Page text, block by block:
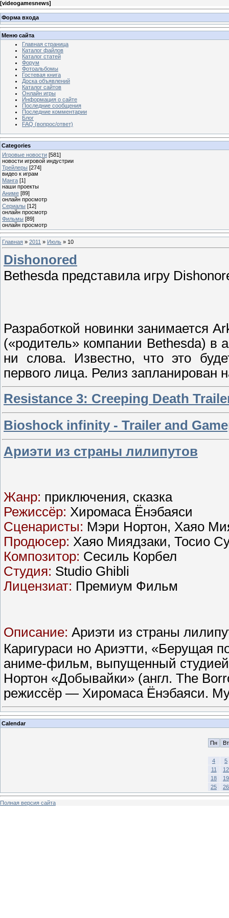
[videogamesnews]
Форма входа
Меню сайта
Главная страница
Каталог файлов
Каталог статей
Форум
Фотоальбомы
Гостевая книга
Доска объявлений
Каталог сайтов
Онлайн игры
Информация о сайте
Последние сообщения
Последние комментарии
Блог
FAQ (вопрос/ответ)
Categories
Игровые новости [581]
новости игровой индустрии
Трейлеры [274]
видео к играм
Манга [1]
наши проекты
Аниме [89]
онлайн просмотр
Сериалы [12]
онлайн просмотр
Фильмы [89]
онлайн просмотр
Главная » 2011 » Июль » 10
Dishonored
Bethesda представила игру
Разработкой новинки занимается
(«родитель» компании Bethesda) в
ни слова. Известно, что это
первого лица. Релиз запланирован
Resistance 3: Creeping Death
Bioshock infinity - Trailer and
Ариэти из страны лилипутов
Жанр: приключения, сказка
Режиссёр: Хиромаса Ёнэбаяси
Сценаристы: Мэри Нортон, Хаяо
Продюсер: Хаяо Миядзаки, Тосио
Композитор: Сесиль Корбел
Студия: Studio Ghibli
Лицензиат: Премиум Фильм
Описание: Ариэти из страны
Каригураси но Ариэтти, «Берущая
аниме-фильм, выпущенный студией
Нортон «Добывайки» (англ. The
режиссёр — Хиромаса Ёнэбаяси.
Calendar
Пн Вт
4
5
11
12
18
19
25
26
Полная версия сайта